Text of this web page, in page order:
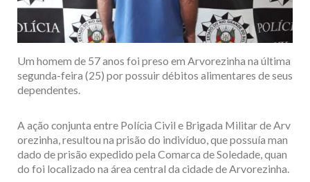
Um homem de 57 anos foi preso em Arvorezinha na última
segunda-feira (25) por possuir débitos alimentares de seus
dependentes.
A ação conjunta entre Polícia Civil e Brigada Militar de Arv
orezinha, resultou na prisão do indivíduo, que possuía man
dado de prisão expedido pela Comarca de Soledade, quan
do foi localizado na área central da cidade de Arvorezinha.